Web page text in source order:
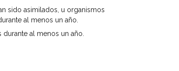
sido asimilados, u organismos
al menos un año.
al menos un año.